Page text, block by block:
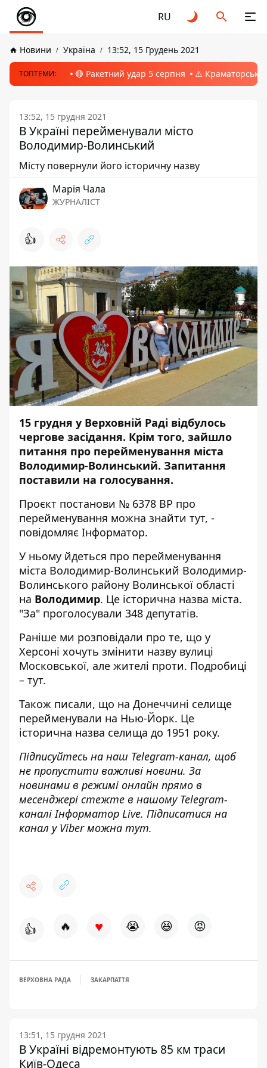
RU
Новини Україна 13:52, 15 Грудень 2021
ТОПТЕМИ: 🔴 Ракетний удар 5 серпня ⚠️ Краматорськ,
13:52, 15 грудня 2021
В Україні перейменували місто
Володимир-Волинський
Місту повернули його історичну назву
Марія Чала
ЖУРНАЛІСТ
👍
15 грудня у Верховній Раді відбулось
чергове засідання. Крім того, зайшло
питання про перейменування міста
Володимир-Волинський. Запитання
поставили на голосування.
Проєкт постанови № 6378 ВР про
перейменування можна знайти тут, -
повідомляє Інформатор.
У ньому йдеться про перейменування
міста Володимир-Волинський Володимир-
Волинського району Волинської області
на Володимир. Це історична назва міста.
"За" проголосували 348 депутатів.
Раніше ми розповідали про те, що у
Херсоні хочуть змінити назву вулиці
Московської, але жителі проти. Подробиці
– тут.
Також писали, що на Донеччині селище
перейменували на Нью-Йорк. Це
історична назва селища до 1951 року.
Підписуйтесь на наш Telegram-канал, щоб
не пропустити важливі новини. За
новинами в режимі онлайн прямо в
месенджері стежте в нашому Telegram-
каналіІнформатор Live. Підписатися на
канал у Viber можна тут.
👍 🔥 ♥ 😭 😆 😡
ВЕРХОВНА РАДА ЗАКАРПАТТЯ
13:51, 15 грудня 2021
В Україні відремонтують 85 км траси
Київ-Одеса